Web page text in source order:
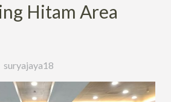
Hitam Area
suryajaya18